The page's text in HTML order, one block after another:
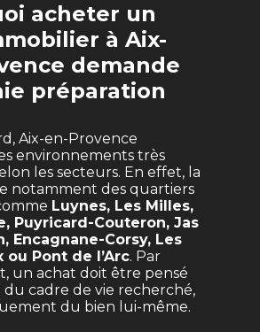
acheter un
à Aix-
demande
préparation
Aix-en-Provence
environnements très
les secteurs. En effet, la
notamment des quartiers
Luynes, Les Milles,
Puyricard-Couteron, Jas
Encagnane-Corsy, Les
ou Pont de l’Arc. Par
un achat doit être pensé
cadre de vie recherché,
du bien lui-même.